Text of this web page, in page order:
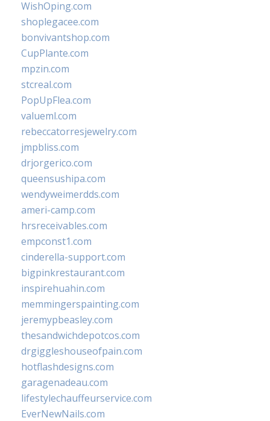
WishOping.com
shoplegacee.com
bonvivantshop.com
CupPlante.com
mpzin.com
stcreal.com
PopUpFlea.com
valueml.com
rebeccatorresjewelry.com
jmpbliss.com
drjorgerico.com
queensushipa.com
wendyweimerdds.com
ameri-camp.com
hrsreceivables.com
empconst1.com
cinderella-support.com
bigpinkrestaurant.com
inspirehuahin.com
memmingerspainting.com
jeremypbeasley.com
thesandwichdepotcos.com
drgiggleshouseofpain.com
hotflashdesigns.com
garagenadeau.com
lifestylechauffeurservice.com
EverNewNails.com